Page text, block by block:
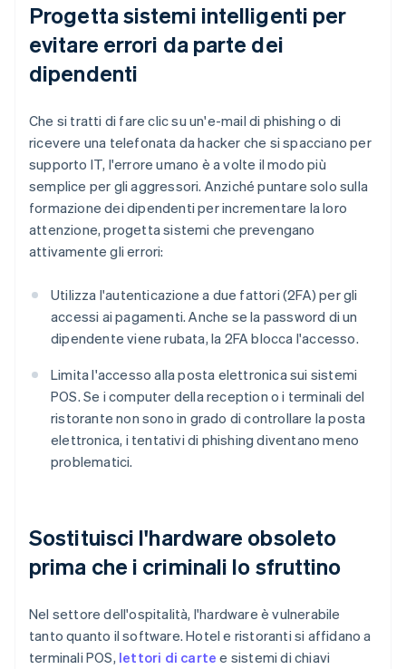
Progetta sistemi intelligenti per
evitare errori da parte dei
dipendenti
Che si tratti di fare clic su un'e-mail di phishing o di
ricevere una telefonata da hacker che si spacciano per
supporto IT, l'errore umano è a volte il modo più
semplice per gli aggressori. Anziché puntare solo sulla
formazione dei dipendenti per incrementare la loro
attenzione, progetta sistemi che prevengano
attivamente gli errori:
Utilizza l'autenticazione a due fattori (2FA) per gli
accessi ai pagamenti. Anche se la password di un
dipendente viene rubata, la 2FA blocca l'accesso.
Limita l'accesso alla posta elettronica sui sistemi
POS. Se i computer della reception o i terminali del
ristorante non sono in grado di controllare la posta
elettronica, i tentativi di phishing diventano meno
problematici.
Sostituisci l'hardware obsoleto
prima che i criminali lo sfruttino
Nel settore dell'ospitalità, l'hardware è vulnerabile
tanto quanto il software. Hotel e ristoranti si affidano a
terminali POS, lettori di carte e sistemi di chiavi